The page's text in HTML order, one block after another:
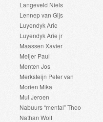
Langeveld Niels
Lennep van Gijs
Luyendyk Arie
Luyendyk Arie jr
Maassen Xavier
Meijer Paul
Menten Jos
Merksteijn Peter van
Morien Mika
Mul Jeroen
Nabuurs “mental” Theo
Nathan Wolf